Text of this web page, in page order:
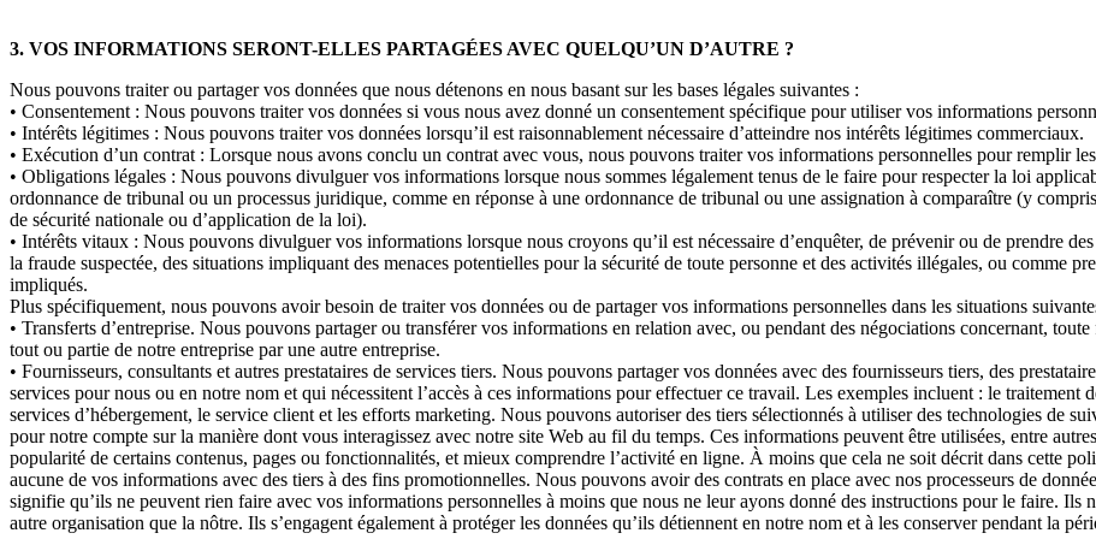
3. VOS INFORMATIONS SERONT-ELLES PARTAGÉES AVEC QUELQU’UN D’AUTRE ?
Nous pouvons traiter ou partager vos données que nous détenons en nous basant sur les bases légales suivantes :
• Consentement : Nous pouvons traiter vos données si vous nous avez donné un consentement spécifique pour utiliser vos informations
• Intérêts légitimes : Nous pouvons traiter vos données lorsqu’il est raisonnablement nécessaire d’atteindre nos intérêts légitimes commerciaux.
• Exécution d’un contrat : Lorsque nous avons conclu un contrat avec vous, nous pouvons traiter vos informations personnelles pour remplir
• Obligations légales : Nous pouvons divulguer vos informations lorsque nous sommes légalement tenus de le faire pour respecter la loi
ordonnance de tribunal ou un processus juridique, comme en réponse à une ordonnance de tribunal ou une assignation à comparaître (y
de sécurité nationale ou d’application de la loi).
• Intérêts vitaux : Nous pouvons divulguer vos informations lorsque nous croyons qu’il est nécessaire d’enquêter, de prévenir ou de prendre
la fraude suspectée, des situations impliquant des menaces potentielles pour la sécurité de toute personne et des activités illégales, ou comme
impliqués.
Plus spécifiquement, nous pouvons avoir besoin de traiter vos données ou de partager vos informations personnelles dans les situations
• Transferts d’entreprise. Nous pouvons partager ou transférer vos informations en relation avec, ou pendant des négociations concernant,
tout ou partie de notre entreprise par une autre entreprise.
• Fournisseurs, consultants et autres prestataires de services tiers. Nous pouvons partager vos données avec des fournisseurs tiers, des
services pour nous ou en notre nom et qui nécessitent l’accès à ces informations pour effectuer ce travail. Les exemples incluent : le traitement
services d’hébergement, le service client et les efforts marketing. Nous pouvons autoriser des tiers sélectionnés à utiliser des technologies de
pour notre compte sur la manière dont vous interagissez avec notre site Web au fil du temps. Ces informations peuvent être utilisées, entre
popularité de certains contenus, pages ou fonctionnalités, et mieux comprendre l’activité en ligne. À moins que cela ne soit décrit dans cette
aucune de vos informations avec des tiers à des fins promotionnelles. Nous pouvons avoir des contrats en place avec nos processeurs de
signifie qu’ils ne peuvent rien faire avec vos informations personnelles à moins que nous ne leur ayons donné des instructions pour le faire. Ils
autre organisation que la nôtre. Ils s’engagent également à protéger les données qu’ils détiennent en notre nom et à les conserver pendant la